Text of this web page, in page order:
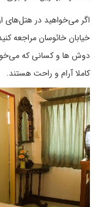
اگر می‌خواهید در هتل‌های
خیابان خائوسان مراجعه
دوش ها و کسانی که
کاملا آرام و راحت هستند.